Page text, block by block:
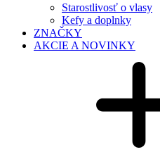
Starostlivosť o vlasy
Kefy a doplnky
ZNAČKY
AKCIE A NOVINKY